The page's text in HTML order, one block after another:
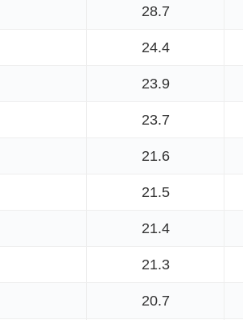
28.7
24.4
23.9
23.7
21.6
21.5
21.4
21.3
20.7